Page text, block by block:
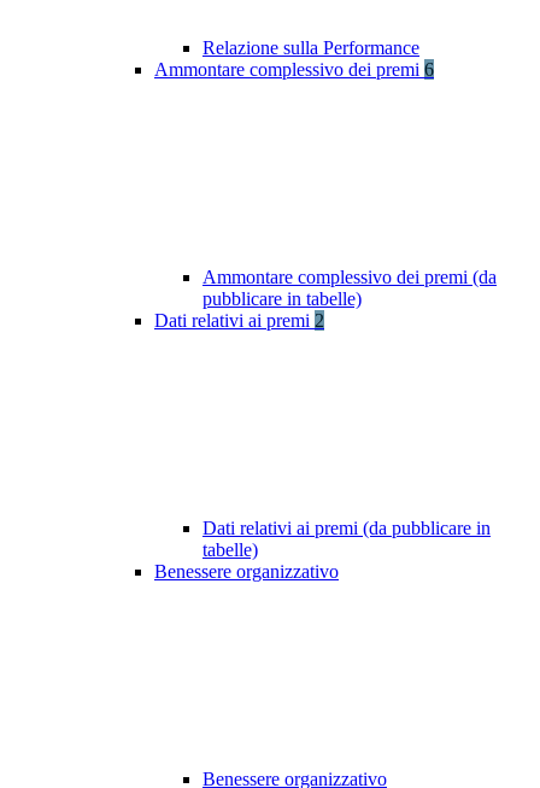
Relazione sulla Performance
Ammontare complessivo dei premi 6
Ammontare complessivo dei premi (da
pubblicare in tabelle)
Dati relativi ai premi 2
Dati relativi ai premi (da pubblicare in
tabelle)
Benessere organizzativo
Benessere organizzativo